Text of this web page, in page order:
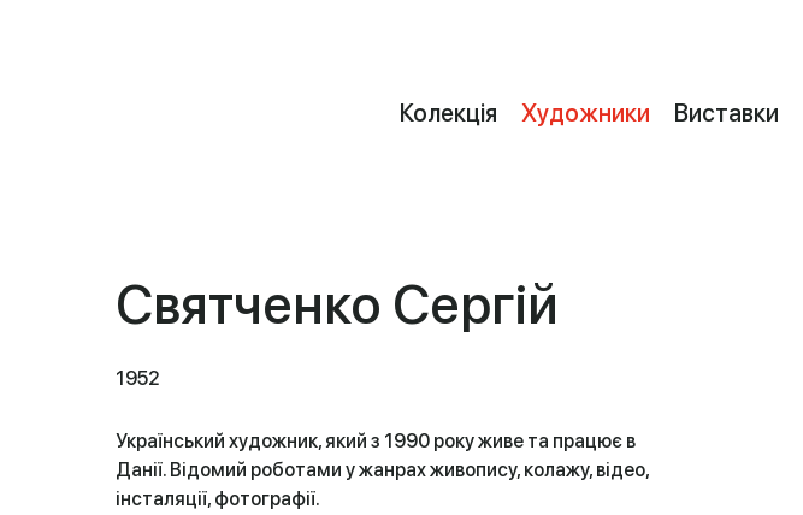
Колекція Художники Виставки
Святченко Сергій
1952
Український художник, який з 1990 року живе та працює в
Данії. Відомий роботами у жанрах живопису, колажу, відео,
інсталяції, фотографії.